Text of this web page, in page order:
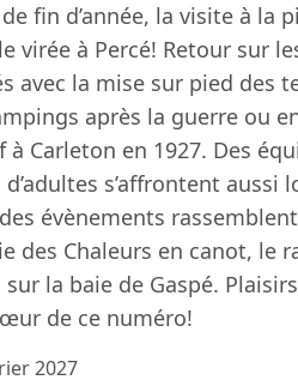
fin d’année, la visite à la
virée à Percé! Retour sur
avec la mise sur pied des
après la guerre ou
Carleton en 1927. Des
s’affrontent aussi
évènements
des Chaleurs en canot, le
la baie de Gaspé. Plaisirs
de ce numéro!
2027